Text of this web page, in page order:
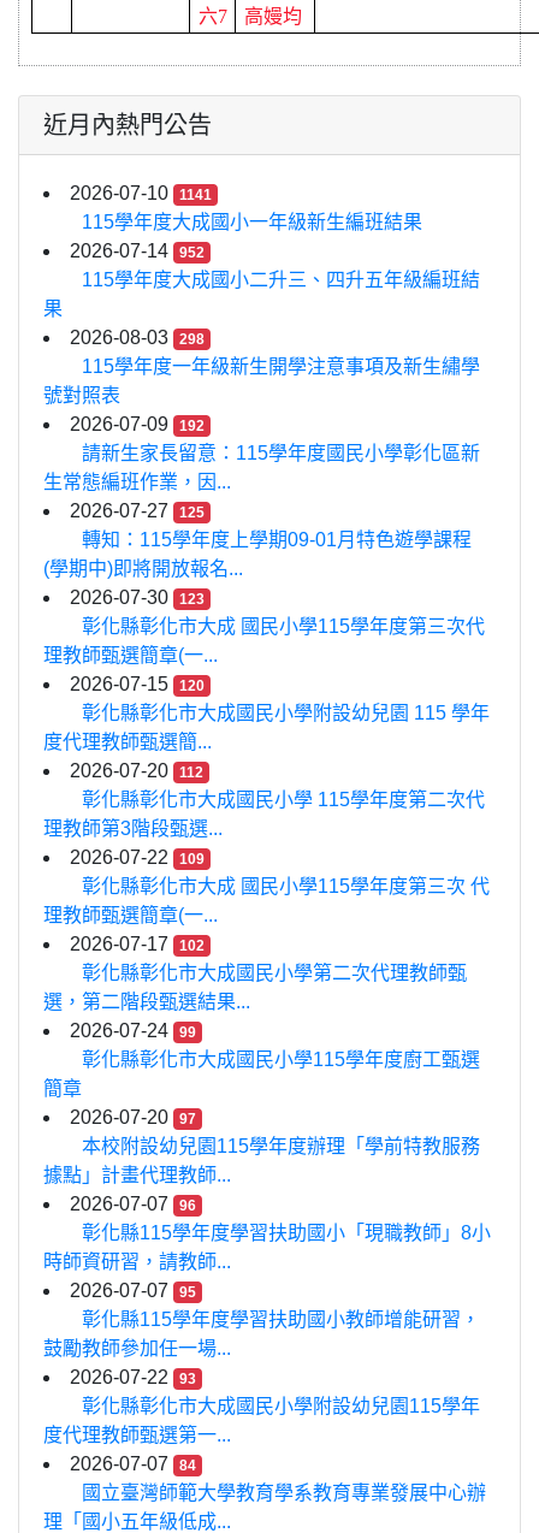
六7
高嫚均
近月內熱門公告
2026-07-10 1141
115學年度大成國小一年級新生編班結果
2026-07-14
952
115學年度大成國小二升三、四升五年級編班結
果
2026-08-03
298
115學年度一年級新生開學注意事項及新生繡學
號對照表
2026-07-09
192
請新生家長留意：115學年度國民小學彰化區新
生常態編班作業，因...
2026-07-27
125
轉知：115學年度上學期09-01月特色遊學課程
(學期中)即將開放報名...
2026-07-30
123
彰化縣彰化市大成 國民小學115學年度第三次代
理教師甄選簡章(一...
2026-07-15
120
彰化縣彰化市大成國民小學附設幼兒園 115 學年
度代理教師甄選簡...
2026-07-20
112
彰化縣彰化市大成國民小學 115學年度第二次代
理教師第3階段甄選...
2026-07-22
109
彰化縣彰化市大成 國民小學115學年度第三次 代
理教師甄選簡章(一...
2026-07-17
102
彰化縣彰化市大成國民小學第二次代理教師甄
選，第二階段甄選結果...
2026-07-24
99
彰化縣彰化市大成國民小學115學年度廚工甄選
簡章
2026-07-20
97
本校附設幼兒園115學年度辦理「學前特教服務
據點」計畫代理教師...
2026-07-07
96
彰化縣115學年度學習扶助國小「現職教師」8小
時師資研習，請教師...
2026-07-07
95
彰化縣115學年度學習扶助國小教師增能研習，
鼓勵教師參加任一場...
2026-07-22
93
彰化縣彰化市大成國民小學附設幼兒園115學年
度代理教師甄選第一...
2026-07-07
84
國立臺灣師範大學教育學系教育專業發展中心辦
理「國小五年級低成...